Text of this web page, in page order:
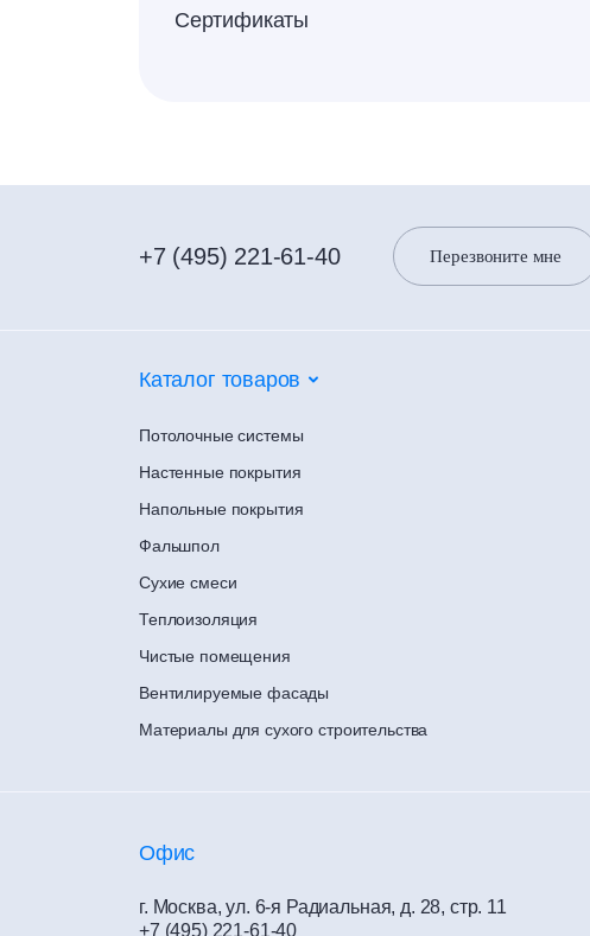
Сертификаты
+7 (495) 221-61-40 Перезвоните мне
Каталог товаров
Потолочные системы
Настенные покрытия
Напольные покрытия
Фальшпол
Сухие смеси
Теплоизоляция
Чистые помещения
Вентилируемые фасады
Материалы для сухого строительства
Офис
г. Москва, ул. 6-я Радиальная, д. 28, стр. 11
+7 (495) 221-61-40